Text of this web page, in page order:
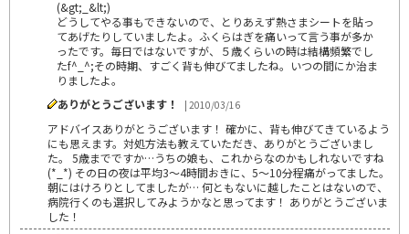
(&gt;_&lt;)
どうしてやる事もできないので、とりあえず熱さまシートを貼っ
てあげたりしていましたよ。ふくらはぎを痛いって言う事が多か
ったです。毎日ではないですが、５歳くらいの時は結構頻繁でし
たf^_^;その時期、すごく背も伸びてましたね。いつの間にか治ま
りましたよ。
ありがとうございます！
| 2010/03/16
アドバイスありがとうございます！ 確かに、背も伸びてきているよう
にも思えます。対処方法も教えていただき、ありがとうございまし
た。 5歳までですか…うちの娘も、これからなのかもしれないですね
(*_*) その日の夜は平均3～4時間おきに、5～10分程痛がってました。
朝にはけろりとしてましたが… 何ともないに越したことはないので、
病院行くのも選択してみようかなと思ってます！ ありがとうございま
した！